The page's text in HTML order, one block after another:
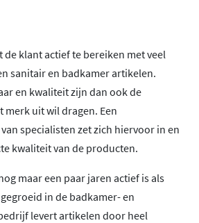
klant actief te bereiken met veel
sanitair en badkamer artikelen.
en kwaliteit zijn dan ook de
merk uit wil dragen. Een
specialisten zet zich hiervoor in en
kwaliteit van de producten.
maar een paar jaren actief is als
in de badkamer- en
levert artikelen door heel